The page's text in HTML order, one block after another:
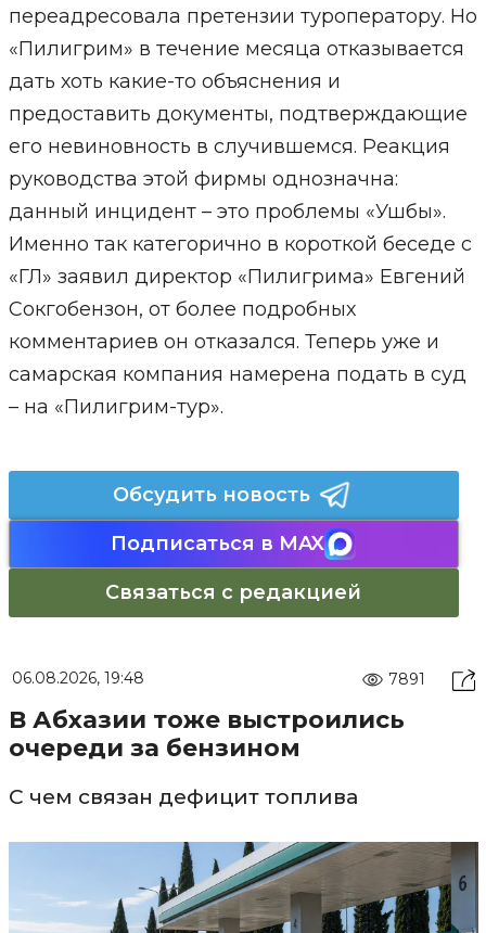
переадресовала претензии туроператору. Но
«Пилигрим» в течение месяца отказывается
дать хоть какие-то объяснения и
предоставить документы, подтверждающие
его невиновность в случившемся. Реакция
руководства этой фирмы однозначна:
данный инцидент – это проблемы «Ушбы».
Именно так категорично в короткой беседе с
«ГЛ» заявил директор «Пилигрима» Евгений
Сокгобензон, от более подробных
комментариев он отказался. Теперь уже и
самарская компания намерена подать в суд
– на «Пилигрим-тур».
Обсудить новость
Подписаться в MAX
Связаться с редакцией
06.08.2026, 19:48 7891
В Абхазии тоже выстроились
очереди за бензином
С чем связан дефицит топлива